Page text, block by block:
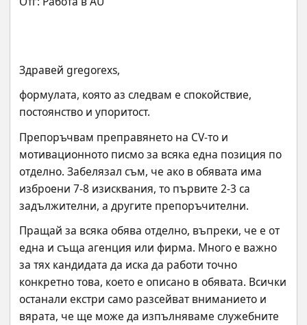
Здравей gregorexs,
формулата, която аз следвам е спокойствие,
постоянство и упоритост.
Препоръчвам преправянето на CV-то и
мотивационното писмо за всяка една позиция по
отделно. Забелязал съм, че ако в обявата има
изброени 7-8 изисквания, то първите 2-3 са
задължителни, а другите препоръчителни.
Пращай за всяка обява отделно, въпреки, че е от
една и съща агенция или фирма. Много е важно
за тях кандидата да иска да работи точно
конкретно това, което е описано в обявата. Всички
останали екстри само разсейват вниманието и
вярата, че ще може да изпълняваме служебните